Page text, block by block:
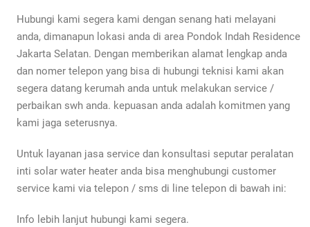
Hubungi kami segera kami dengan senang hati melayani
anda, dimanapun lokasi anda di area Pondok Indah Residence
Jakarta Selatan. Dengan memberikan alamat lengkap anda
dan nomer telepon yang bisa di hubungi teknisi kami akan
segera datang kerumah anda untuk melakukan service /
perbaikan swh anda. kepuasan anda adalah komitmen yang
kami jaga seterusnya.
Untuk layanan jasa service dan konsultasi seputar peralatan
inti solar water heater anda bisa menghubungi customer
service kami via telepon / sms di line telepon di bawah ini:
Info lebih lanjut hubungi kami segera.